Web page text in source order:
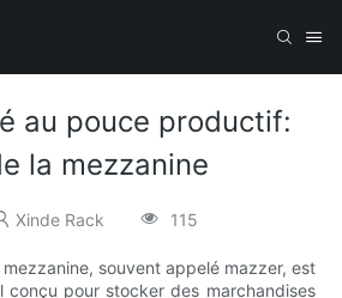
au pouce productif:
la mezzanine
Xinde Rack 115
souvent appelé mazzer, est
conçu pour stocker des marchandises